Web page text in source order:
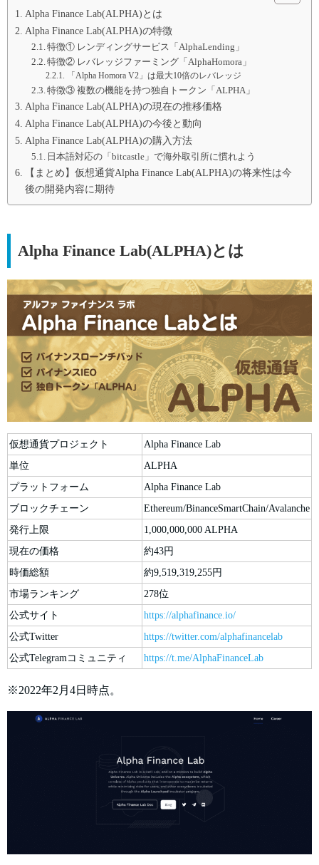
Alpha Finance Lab(ALPHA)とは
Alpha Finance Lab(ALPHA)の特徴
特徴① レンディングサービス「AlphaLending」
特徴② レバレッジファーミング「AlphaHomora」
「Alpha Homora V2」は最大10倍のレバレッジ
特徴③ 複数の機能を持つ独自トークン「ALPHA」
Alpha Finance Lab(ALPHA)の現在の推移価格
Alpha Finance Lab(ALPHA)の今後と動向
Alpha Finance Lab(ALPHA)の購入方法
日本語対応の「bitcastle」で海外取引所に慣れよう
【まとめ】仮想通貨Alpha Finance Lab(ALPHA)の将来性は今
後の開発内容に期待
Alpha Finance Lab(ALPHA)とは
仮想通貨プロジェクト
Alpha Finance Lab
単位
ALPHA
プラットフォーム
Alpha Finance Lab
ブロックチェーン
Ethereum/BinanceSmartChain/Avalanche
発行上限
1,000,000,000 ALPHA
現在の価格
約43円
時価総額
約9,519,319,255円
市場ランキング
278位
公式サイト
https://alphafinance.io/
公式Twitter
https://twitter.com/alphafinancelab
公式Telegramコミュニティ
https://t.me/AlphaFinanceLab
※2022年2月4日時点。